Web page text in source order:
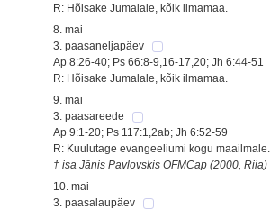
R: Hõisake Jumalale, kõik ilmamaa.
8. mai
3. paasaneljapäev
Ap 8:26-40; Ps 66:8-9,16-17,20; Jh 6:44-51
R: Hõisake Jumalale, kõik ilmamaa.
9. mai
3. paasareede
Ap 9:1-20; Ps 117:1,2ab; Jh 6:52-59
R: Kuulutage evangeeliumi kogu maailmale.
† isa Jānis Pavlovskis OFMCap (2000, Riia)
10. mai
3. paasalaupäev